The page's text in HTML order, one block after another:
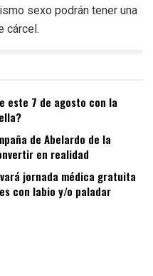
sexo podrán tener una
cárcel.
este 7 de agosto con la
de Abelardo de la
en realidad
jornada médica gratuita
con labio y/o paladar